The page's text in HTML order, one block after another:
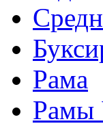
Рама
Рамы